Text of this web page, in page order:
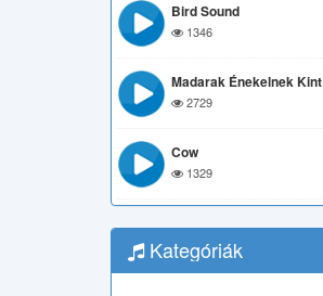
Bird Sound
1346
Madarak Énekelnek Kint
2729
Cow
1329
Kategóriák